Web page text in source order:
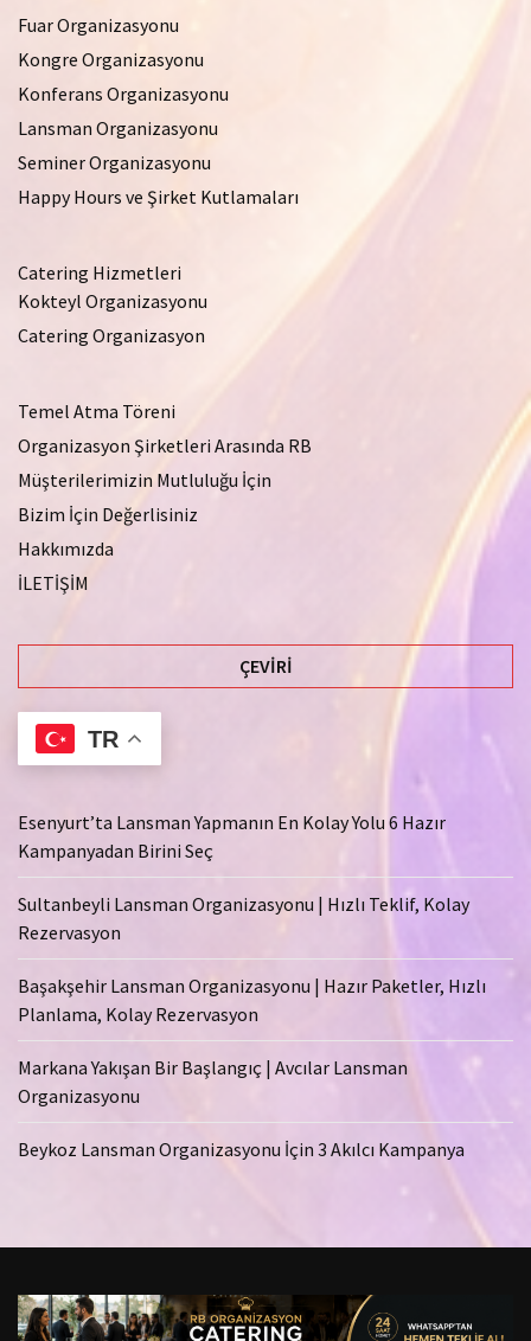
Fuar Organizasyonu
Kongre Organizasyonu
Konferans Organizasyonu
Lansman Organizasyonu
Seminer Organizasyonu
Happy Hours ve Şirket Kutlamaları
Catering Hizmetleri
Kokteyl Organizasyonu
Catering Organizasyon
Temel Atma Töreni
Organizasyon Şirketleri Arasında RB
Müşterilerimizin Mutluluğu İçin
Bizim İçin Değerlisiniz
Hakkımızda
İLETİŞİM
ÇEVIRI
TR
Esenyurt’ta Lansman Yapmanın En Kolay Yolu 6 Hazır
Kampanyadan Birini Seç
Sultanbeyli Lansman Organizasyonu | Hızlı Teklif, Kolay
Rezervasyon
Başakşehir Lansman Organizasyonu | Hazır Paketler, Hızlı
Planlama, Kolay Rezervasyon
Markana Yakışan Bir Başlangıç | Avcılar Lansman
Organizasyonu
Beykoz Lansman Organizasyonu İçin 3 Akılcı Kampanya